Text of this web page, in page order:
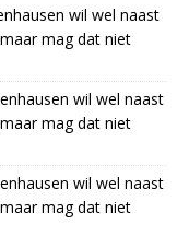
wil wel naast
mag dat niet
wil wel naast
mag dat niet
wil wel naast
mag dat niet